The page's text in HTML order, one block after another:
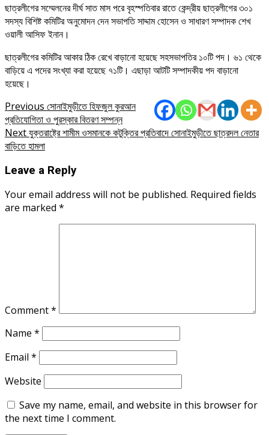
ছাত্রলীগের সম্মেলনের দীর্ঘ সাত মাস পরে বৃহস্পতিবার রাতে কেন্দ্রীয় ছাত্রলীগের ৩০১
সদস্য বিশিষ্ট কমিটির অনুমোদন দেন সভাপতি সাদ্দাম হোসেন ও সাধারণ সম্পাদক শেখ
ওয়ালী আসিফ ইনান।
ছাত্রলীগের কমিটির আকার ঠিক রেখে বাড়ানো হয়েছে সহসভাপতির ১০টি পদ। ৬১ থেকে
বাড়িয়ে এ পদের সংখ্যা করা হয়েছে ৭১টি। এছাড়া আটটি সম্পাদকীয় পদ বাড়ানো
হয়েছে।
Post
navigation
Previous সোনাইমুড়ীতে হিফজুল কুরআন
প্রতিযোগিতা ও পুরস্কার বিতরণ সম্পন্ন
Nextযুক্তরাষ্ট্রে শামীম ওসমানকে কটুক্তির প্রতিবাদে সোনাইমুড়ীতে ছাত্রদল নেতার
বাড়িতে হামলা
Leave a Reply
Your email address will not be published. Required fields
are marked *
Comment*
Name *
Email *
Website
Save my name, email, and website in this browser for
the next time I comment.